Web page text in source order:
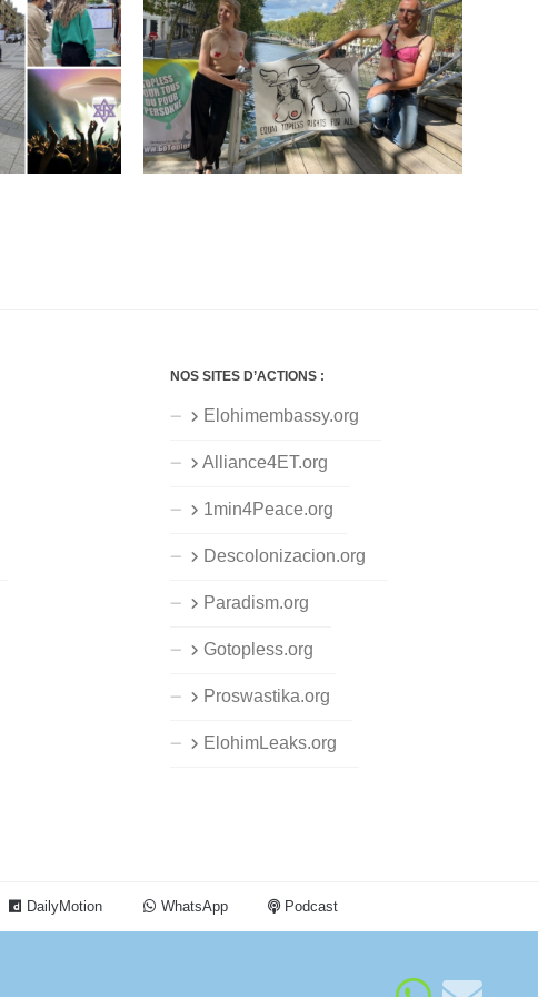
NOS SITES D’ACTIONS :
Elohimembassy.org
Alliance4ET.org
1min4Peace.org
Descolonizacion.org
Paradism.org
Gotopless.org
Proswastika.org
ElohimLeaks.org
DailyMotion WhatsApp Podcast